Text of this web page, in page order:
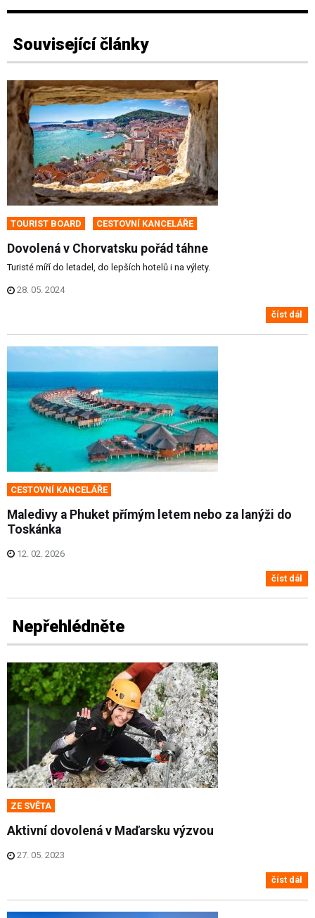
Související články
TOURIST BOARD CESTOVNÍ KANCELÁŘE
Dovolená v Chorvatsku pořád táhne
Turisté míří do letadel, do lepších hotelů i na výlety.
28. 05. 2024
číst dál
CESTOVNÍ KANCELÁŘE
Maledivy a Phuket přímým letem nebo za lanýži do
Toskánka
12. 02. 2026
číst dál
Nepřehlédněte
ZE SVĚTA
Aktivní dovolená v Maďarsku výzvou
27. 05. 2023
číst dál